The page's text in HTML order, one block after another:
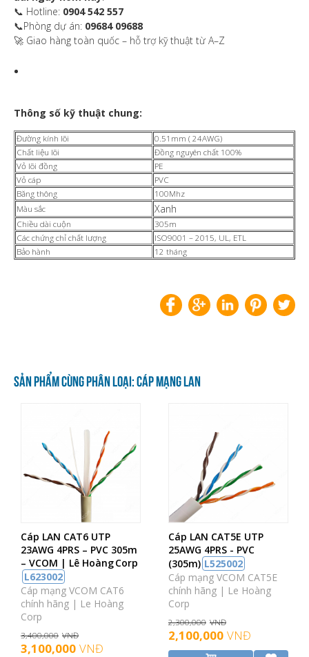
📞 Hotline: 0904 542 557
📞Phòng dự án: 09684 09688
🚀 Giao hàng toàn quốc – hỗ trợ kỹ thuật từ A–Z
Thông số kỹ thuật chung:
Đường kính lõi
0.51mm ( 24AWG)
Chất liệu lõi
Đồng nguyên chất 100%
Vỏ lõi đồng
PE
Vỏ cáp
PVC
Băng thông
100Mhz
Màu sắc
Xanh
Chiều dài cuộn
305m
Các chứng chỉ chất lượng
ISO9001 – 2015, UL, ETL
Bảo hành
12 tháng
SẢN PHẨM CÙNG PHÂN LOẠI: CÁP MẠNG LAN
Cáp LAN CAT6 UTP
23AWG 4PRS – PVC 305m
– VCOM | Lê Hoàng Corp
L623002
Cáp mạng VCOM CAT6
chính hãng | Le Hoàng
Corp
3,400,000 VNĐ
3,100,000 VNĐ
Cáp LAN CAT5E UTP
25AWG 4PRS - PVC
(305m) L525002
Cáp mạng VCOM CAT5E
chính hãng | Le Hoàng
Corp
2,300,000 VNĐ
2,100,000 VNĐ